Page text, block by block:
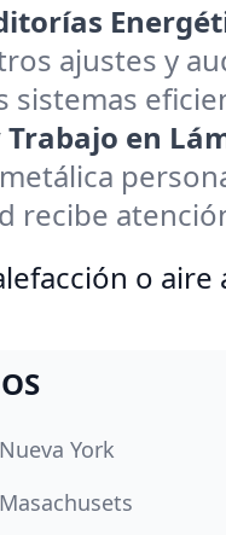
ajustes y
sistemas
Trabajo en
recibe
o
Nueva York
Masachusets